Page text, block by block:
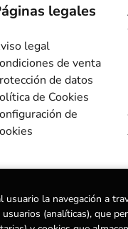
legales
legal
de venta
de datos
de Cookies
de
la navegación a
(analíticas), que